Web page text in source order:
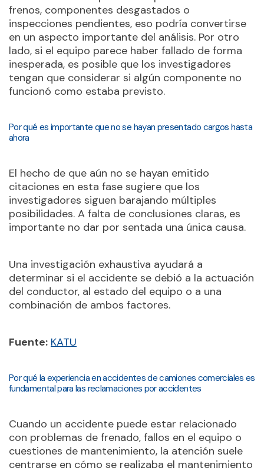
frenos, componentes desgastados o
inspecciones pendientes, eso podría convertirse
en un aspecto importante del análisis. Por otro
lado, si el equipo parece haber fallado de forma
inesperada, es posible que los investigadores
tengan que considerar si algún componente no
funcionó como estaba previsto.
Por qué es importante que no se hayan presentado cargos hasta
ahora
El hecho de que aún no se hayan emitido
citaciones en esta fase sugiere que los
investigadores siguen barajando múltiples
posibilidades. A falta de conclusiones claras, es
importante no dar por sentada una única causa.
Una investigación exhaustiva ayudará a
determinar si el accidente se debió a la actuación
del conductor, al estado del equipo o a una
combinación de ambos factores.
Fuente: KATU
Por qué la experiencia en accidentes de camiones comerciales es
fundamental para las reclamaciones por accidentes
Cuando un accidente puede estar relacionado
con problemas de frenado, fallos en el equipo o
cuestiones de mantenimiento, la atención suele
centrarse en cómo se realizaba el mantenimiento